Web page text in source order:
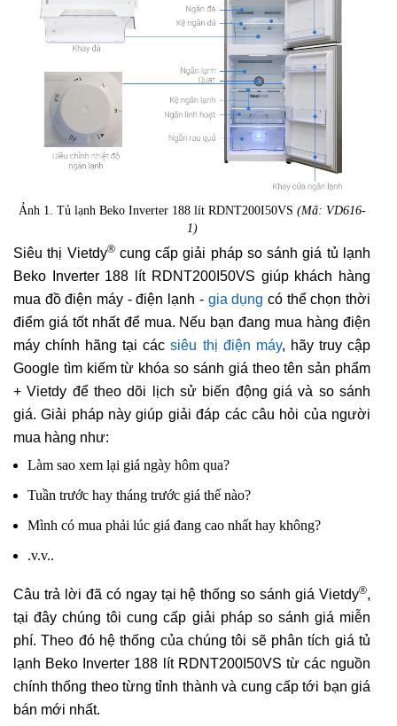
Ảnh 1. Tủ lạnh Beko Inverter 188 lít RDNT200I50VS (Mã: VD616-
1)
Siêu thị Vietdy®cung cấp giải pháp so sánh giá tủ lạnh
Beko Inverter 188 lít RDNT200I50VS giúp khách hàng
mua đồ điện máy - điện lạnh - gia dụng có thể chọn thời
điểm giá tốt nhất để mua. Nếu bạn đang mua hàng điện
máy chính hãng tại cácsiêu thị điện máy, hãy truy cập
Google tìm kiếm từ khóa so sánh giá theo tên sản phẩm
+ Vietdy để theo dõi lịch sử biến động giá và so sánh
giá. Giải pháp này giúp giải đáp các câu hỏi của người
mua hàng như:
Làm sao xem lại giá ngày hôm qua?
Tuần trước hay tháng trước giá thế nào?
Mình có mua phải lúc giá đang cao nhất hay không?
.v.v..
Câu trả lời đã có ngay tại hệ thống so sánh giá Vietdy®,
tại đây chúng tôi cung cấp giải pháp so sánh giá miễn
phí. Theo đó hệ thống của chúng tôi sẽ phân tích giá tủ
lạnh Beko Inverter 188 lít RDNT200I50VS từ các nguồn
chính thống theo từng tỉnh thành và cung cấp tới bạn giá
bán mới nhất.